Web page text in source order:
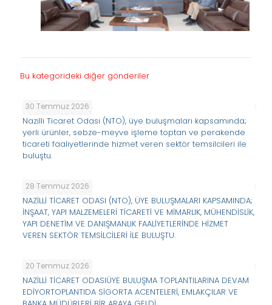
Bu kategorideki diğer gönderiler
30 Temmuz 2026
Nazilli Ticaret Odası (NTO), üye buluşmaları kapsamında;
yerli ürünler, sebze-meyve işleme toptan ve perakende
ticareti faaliyetlerinde hizmet veren sektör temsilcileri ile
buluştu.
28 Temmuz 2026
NAZİLLİ TİCARET ODASI (NTO), ÜYE BULUŞMALARI KAPSAMINDA;
İNŞAAT, YAPI MALZEMELERİ TİCARETİ VE MİMARLIK, MÜHENDİSLİK,
YAPI DENETİM VE DANIŞMANLIK FAALİYETLERİNDE HİZMET
VEREN SEKTÖR TEMSİLCİLERİ İLE BULUŞTU.
20 Temmuz 2026
NAZİLLİ TİCARET ODASIÜYE BULUŞMA TOPLANTILARINA DEVAM
EDİYORTOPLANTIDA SİGORTA ACENTELERİ, EMLAKÇILAR VE